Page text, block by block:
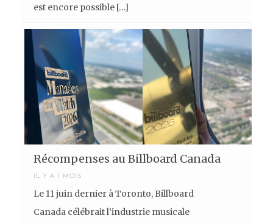
est encore possible […]
Récompenses au Billboard Canada
IL Y A 1 MOIS
Le 11 juin dernier à Toronto, Billboard
Canada célébrait l’industrie musicale